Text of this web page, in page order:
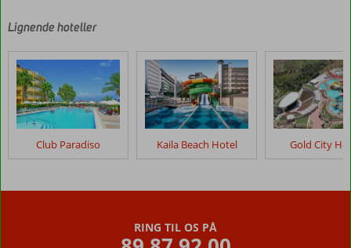
af
kunder
efter
deres
ophold
på
Marin
Lignende hoteller
Club Paradiso Kaila Beach Hotel Gold City
RING TIL OS PÅ